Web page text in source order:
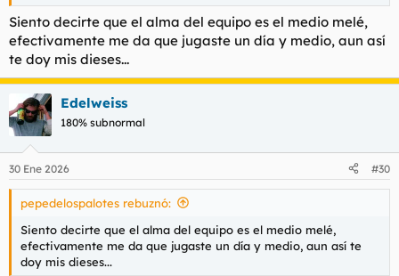
Siento decirte que el alma del equipo es el medio melé,
efectivamente me da que jugaste un día y medio, aun así
te doy mis dieses...
Edelweiss
180% subnormal
30 Ene 2026 #30
pepedelospalotes rebuznó:
Siento decirte que el alma del equipo es el medio melé,
efectivamente me da que jugaste un día y medio, aun así te
doy mis dieses...